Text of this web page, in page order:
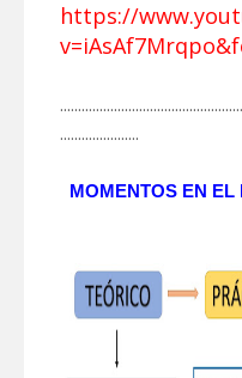
https://
......................
MOMENTOS EN